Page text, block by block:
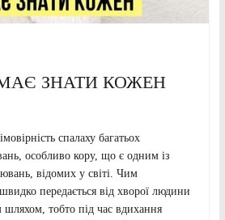
ЗНАТИ КОЖЕН
спалаху багатьох
особливо кору, що є одним із
відомих у світі. Чим
передається від хворої людини
шляхом, тобто під час вдихання